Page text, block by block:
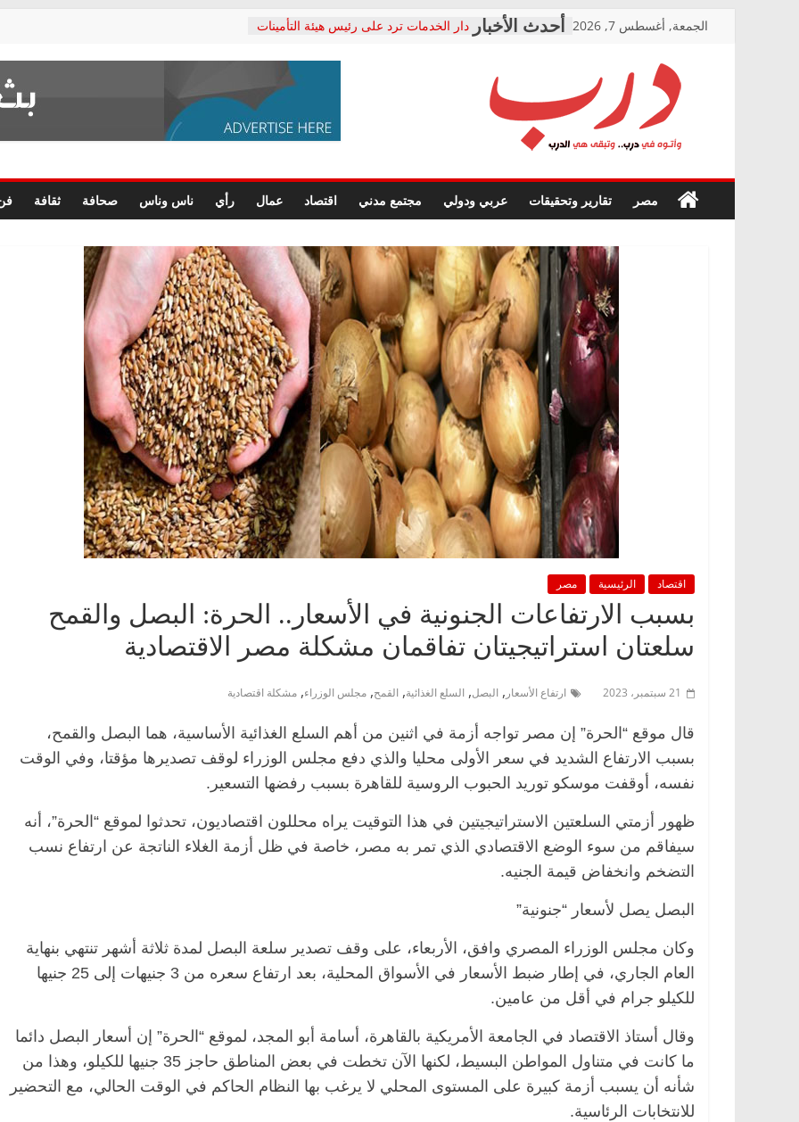
الجمعة, أغسطس 7, 2026
دار الخدمات ترد على رئيس هيئة التأمينات
معاناة أصحاب المعاشات.. ونطالب بكشف
فرحات سليمان يكتب: القطاع الصحي إلى
حزب التحالف الشعبي يطلق لجنة “الحق
صور .. اعتماد الرسومات النهائية للقرار
الوزاري لمدينة الصحفيين.. وانتهاء أعمال
إنشاء المبنى الإداري
متابعة قضية الدكتور محمد زهران.. ويؤكد:
قرينة البراءة وضمانات المحاكمة العادلة
حق أصيل
درب
في
درب..
مصر تقارير وتحقيقات عربي ودولي مجتمع مدني اقتصاد عمال رأي ناس وناس صحافة ثقافة
اقتصاد الرئيسية مصر
بسبب الارتفاعات الجنونية في الأسعار.. الحرة: البصل والقمح
سلعتان استراتيجيتان تفاقمان مشكلة مصر الاقتصادية
21 سبتمبر، 2023 ارتفاع الأسعار , البصل, السلع الغذائية, القمح, مجلس الوزراء, مشكلة اقتصادية
قال موقع “الحرة” إن مصر تواجه أزمة في اثنين من أهم السلع الغذائية الأساسية، هما البصل والقمح،
بسبب الارتفاع الشديد في سعر الأولى محليا والذي دفع مجلس الوزراء لوقف تصديرها مؤقتا، وفي الوقت
نفسه، أوقفت موسكو توريد الحبوب الروسية للقاهرة بسبب رفضها التسعير.
ظهور أزمتي السلعتين الاستراتيجيتين في هذا التوقيت يراه محللون اقتصاديون، تحدثوا لموقع “الحرة”، أنه
سيفاقم من سوء الوضع الاقتصادي الذي تمر به مصر، خاصة في ظل أزمة الغلاء الناتجة عن ارتفاع نسب
التضخم وانخفاض قيمة الجنيه.
البصل يصل لأسعار “جنونية”
وكان مجلس الوزراء المصري وافق، الأربعاء، على وقف تصدير سلعة البصل لمدة ثلاثة أشهر تنتهي بنهاية
العام الجاري، في إطار ضبط الأسعار في الأسواق المحلية، بعد ارتفاع سعره من 3 جنيهات إلى 25 جنيها
للكيلو جرام في أقل من عامين.
وقال أستاذ الاقتصاد في الجامعة الأمريكية بالقاهرة، أسامة أبو المجد، لموقع “الحرة” إن أسعار البصل دائما
ما كانت في متناول المواطن البسيط، لكنها الآن تخطت في بعض المناطق حاجز 35 جنيها للكيلو، وهذا من
شأنه أن يسبب أزمة كبيرة على المستوى المحلي لا يرغب بها النظام الحاكم في الوقت الحالي، مع التحضير
للانتخابات الرئاسية.